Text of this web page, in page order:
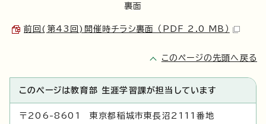
裏面
前回(第43回)開催時チラシ裏面 （PDF 2.0 MB）
このページの先頭へ戻る
このページは教育部 生涯学習課が担当しています
〒206-8601 東京都稲城市東長沼2111番地